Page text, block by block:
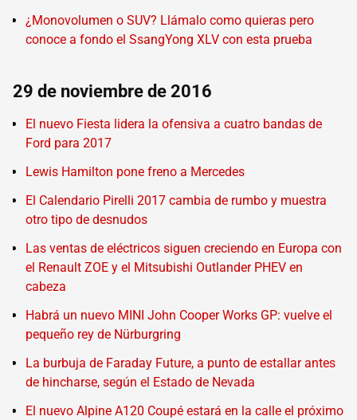
¿Monovolumen o SUV? Llámalo como quieras pero
conoce a fondo el SsangYong XLV con esta prueba
29 de noviembre de 2016
El nuevo Fiesta lidera la ofensiva a cuatro bandas de
Ford para 2017
Lewis Hamilton pone freno a Mercedes
El Calendario Pirelli 2017 cambia de rumbo y muestra
otro tipo de desnudos
Las ventas de eléctricos siguen creciendo en Europa con
el Renault ZOE y el Mitsubishi Outlander PHEV en
cabeza
Habrá un nuevo MINI John Cooper Works GP: vuelve el
pequeño rey de Nürburgring
La burbuja de Faraday Future, a punto de estallar antes
de hincharse, según el Estado de Nevada
El nuevo Alpine A120 Coupé estará en la calle el próximo